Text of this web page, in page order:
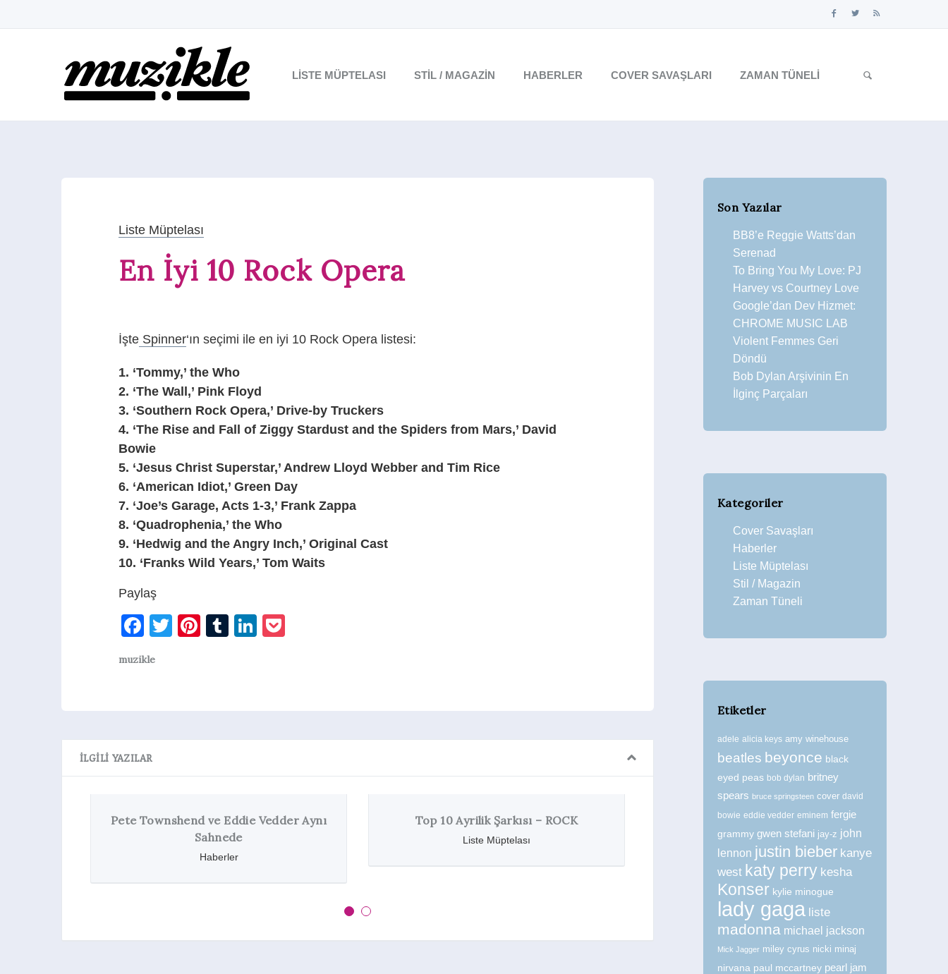
LISTE MÜPTELASI STIL / MAGAZIN HABERLER COVER SAVAŞLARI ZAMAN TÜNELI
Liste Müptelası
En İyi 10 Rock Opera
İşte Spinner‘ın seçimi ile en iyi 10 Rock Opera listesi:
1. ‘Tommy,’ the Who
2. ‘The Wall,’ Pink Floyd
3. ‘Southern Rock Opera,’ Drive-by Truckers
4. ‘The Rise and Fall of Ziggy Stardust and the Spiders from Mars,’ David
Bowie
5. ‘Jesus Christ Superstar,’ Andrew Lloyd Webber and Tim Rice
6. ‘American Idiot,’ Green Day
7. ‘Joe’s Garage, Acts 1-3,’ Frank Zappa
8. ‘Quadrophenia,’ the Who
9. ‘Hedwig and the Angry Inch,’ Original Cast
10. ‘Franks Wild Years,’ Tom Waits
Paylaş
Facebook
TwitterPinterest
TumblrLinkedIn
muzikle
İLGILI YAZILAR
Pete Townshend ve Eddie Vedder Aynı
Sahnede
Top 10 Ayrilik Şarkısı – ROCK
Liste Müptelası
Paul McCartney, Roger Daltrey, Ronnie
Wood ve Paul Weller Aynı Sahnede!
Haberler
Son Yazılar
BB8’e Reggie Watts’dan
Serenad
To Bring You My Love: PJ
Harvey vs Courtney Love
Google’dan Dev Hizmet:
CHROME MUSIC LAB
Violent Femmes Geri
Döndü
Bob Dylan Arşivinin En
İlginç Parçaları
Kategoriler
Cover Savaşları
Haberler
Liste Müptelası
Stil / Magazin
Zaman Tüneli
Etiketler
adele alicia keys amy winehouse
beatles beyonce black
eyed peas bob dylan britney
spears bruce springsteen cover david
bowie eddie vedder eminem fergie
grammy gwen stefani jay-z john
lennon justin bieber kanye
west katy perry kesha
Konser kylie minogue
lady gaga liste
madonna michael jackson
Mick Jagger miley cyrus nicki minaj
nirvana paul mccartney pearl jam